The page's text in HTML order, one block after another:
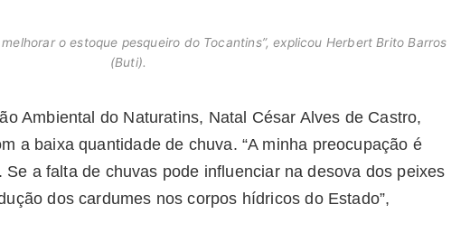
o estoque pesqueiro do Tocantins”, explicou Herbert Brito Barros
(Buti).
Ambiental do Naturatins, Natal César Alves de Castro,
a baixa quantidade de chuva. “A minha preocupação é
a falta de chuvas pode influenciar na desova dos peixes
dos cardumes nos corpos hídricos do Estado”,